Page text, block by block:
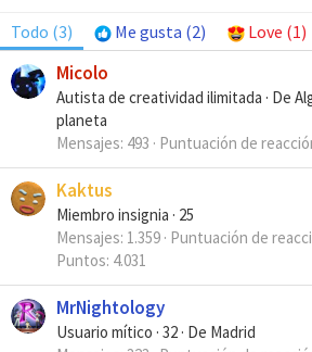
Todo (3) Me gusta (2) Love (1)
Micolo
Autista de creatividad ilimitada · De
planeta
Mensajes 493 Puntuación de
Kaktus
Miembro insignia · 25
Mensajes 1.359 Puntuación de
Puntos 4.031
MrNightology
Usuario mítico · 32 · De Madrid